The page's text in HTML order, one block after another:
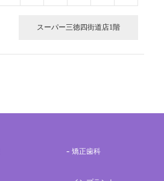
スーパー三徳四街道店1階
矯正歯科